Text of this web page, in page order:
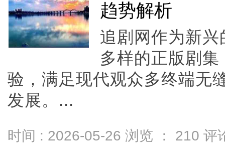
趋势解析
追剧网作为新
多样的正版剧
验，满足现代观众多终端无
发展。...
时间 : 2026-05-26 浏览 ： 210 评